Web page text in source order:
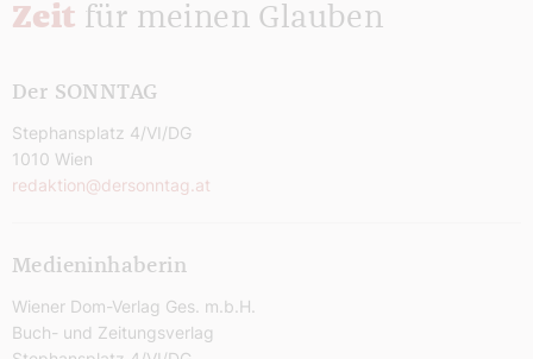
Zeit für meinen Glauben
Der SONNTAG
Stephansplatz 4/VI/DG
1010 Wien
redaktion@dersonntag.at
Medieninhaberin
Wiener Dom-Verlag Ges. m.b.H.
Buch- und Zeitungsverlag